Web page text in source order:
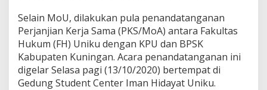
Selain MoU, dilakukan pula penandatanganan
Perjanjian Kerja Sama (PKS/MoA) antara Fakultas
Hukum (FH) Uniku dengan KPU dan BPSK
Kabupaten Kuningan. Acara penandatanganan ini
digelar Selasa pagi (13/10/2020) bertempat di
Gedung Student Center Iman Hidayat Uniku.